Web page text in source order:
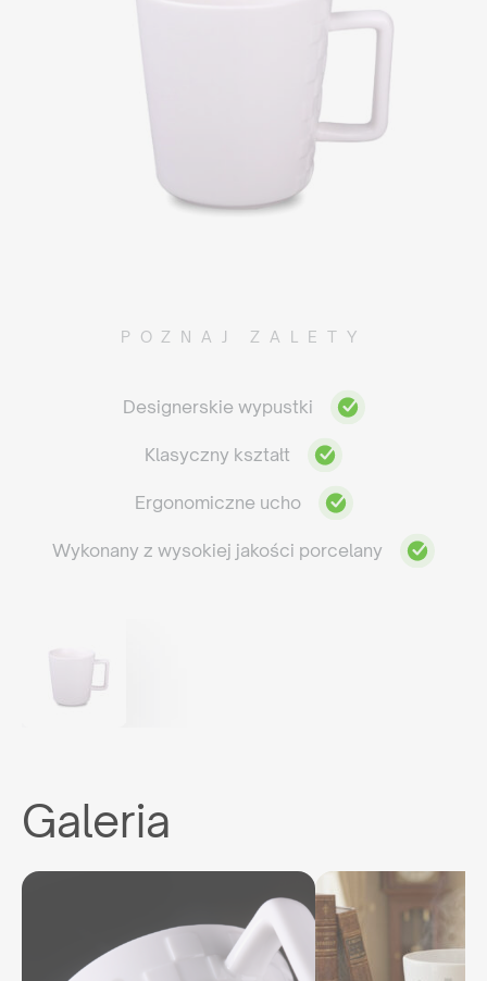
POZNAJ ZALETY
Designerskie wypustki
Klasyczny kształt
Ergonomiczne ucho
Wykonany z wysokiej jakości porcelany
Galeria